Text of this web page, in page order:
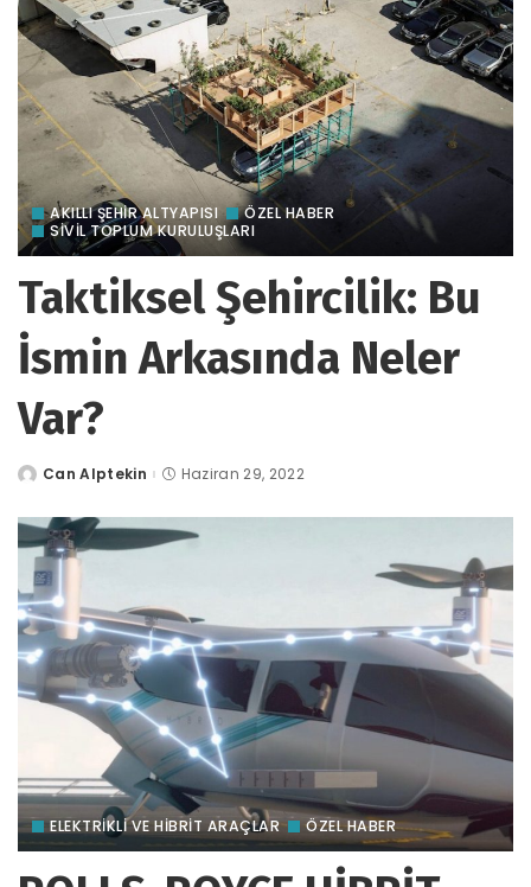
AKILLI ŞEHİR ALTYAPISI
ÖZEL HABER
SİVİL TOPLUM KURULUŞLARI
Taktiksel Şehircilik: Bu
İsmin Arkasında Neler
Var?
tarafından
Can Alptekin Haziran 29, 2022
ELEKTRİKLİ VE HİBRİT ARAÇLAR ÖZEL HABER